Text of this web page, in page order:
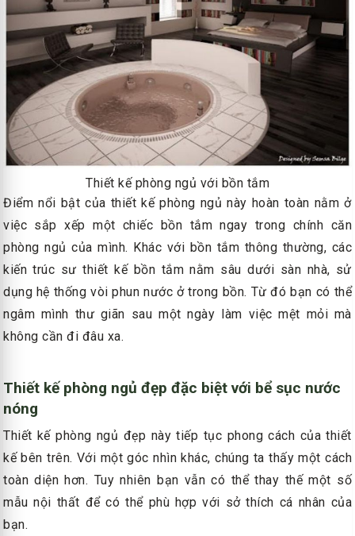
Thiết kế phòng ngủ với bồn tắm
Điểm nổi bật của thiết kế phòng ngủ này hoàn toàn nằm ở
việc sắp xếp một chiếc bồn tắm ngay trong chính căn
phòng ngủ của mình. Khác với bồn tắm thông thường, các
kiến trúc sư thiết kế bồn tắm nằm sâu dưới sàn nhà, sử
dụng hệ thống vòi phun nước ở trong bồn. Từ đó bạn có thể
ngâm mình thư giãn sau một ngày làm việc mệt mỏi mà
không cần đi đâu xa.
Thiết kế phòng ngủ đẹp đặc biệt với bể sục nước
nóng
Thiết kế phòng ngủ đẹp này tiếp tục phong cách của thiết
kế bên trên. Với một góc nhìn khác, chúng ta thấy một cách
toàn diện hơn. Tuy nhiên bạn vẫn có thể thay thế một số
mẫu nội thất để có thể phù hợp với sở thích cá nhân của
bạn.